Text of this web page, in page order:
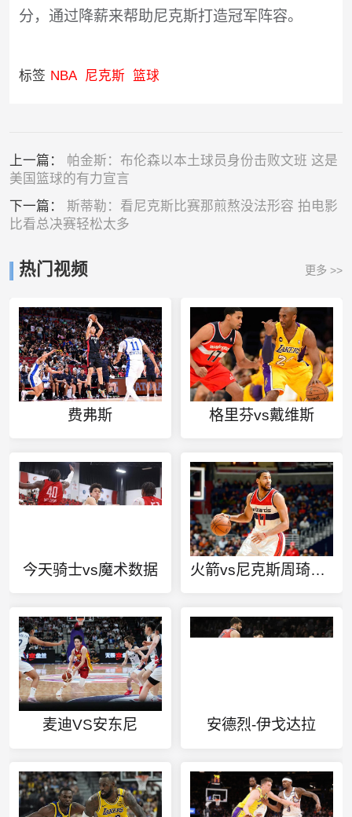
分，通过降薪来帮助尼克斯打造冠军阵容。
标签 NBA 尼克斯 篮球
上一篇： 帕金斯：布伦森以本土球员身份击败文班 这是
美国篮球的有力宣言
下一篇： 斯蒂勒：看尼克斯比赛那煎熬没法形容 拍电影
比看总决赛轻松太多
热门视频 更多 >>
费弗斯 格里芬vs戴维斯
今天骑士vs魔术数据 火箭vs尼克斯周琦比赛视频
麦迪VS安东尼 安德烈-伊戈达拉